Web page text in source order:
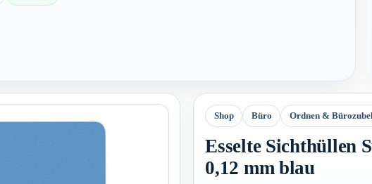
Shop Büro Ordnen &
Esselte Sichthüllen
0,12 mm blau